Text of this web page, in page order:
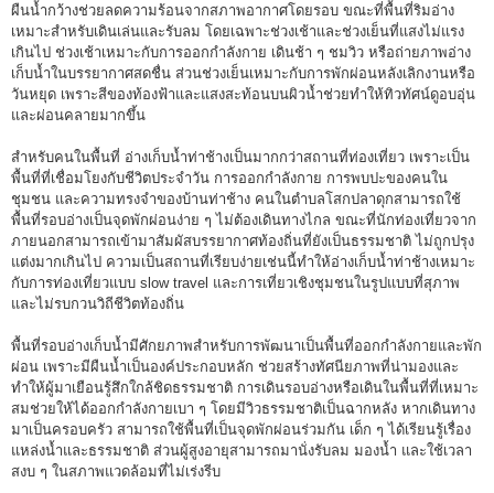
ผืนน้ำกว้างช่วยลดความร้อนจากสภาพอากาศโดยรอบ ขณะที่พื้นที่ริมอ่าง
เหมาะสำหรับเดินเล่นและรับลม โดยเฉพาะช่วงเช้าและช่วงเย็นที่แสงไม่แรง
เกินไป ช่วงเช้าเหมาะกับการออกกำลังกาย เดินช้า ๆ ชมวิว หรือถ่ายภาพอ่าง
เก็บน้ำในบรรยากาศสดชื่น ส่วนช่วงเย็นเหมาะกับการพักผ่อนหลังเลิกงานหรือ
วันหยุด เพราะสีของท้องฟ้าและแสงสะท้อนบนผิวน้ำช่วยทำให้ทิวทัศน์ดูอบอุ่น
และผ่อนคลายมากขึ้น
สำหรับคนในพื้นที่ อ่างเก็บน้ำท่าช้างเป็นมากกว่าสถานที่ท่องเที่ยว เพราะเป็น
พื้นที่ที่เชื่อมโยงกับชีวิตประจำวัน การออกกำลังกาย การพบปะของคนใน
ชุมชน และความทรงจำของบ้านท่าช้าง คนในตำบลโสกปลาดุกสามารถใช้
พื้นที่รอบอ่างเป็นจุดพักผ่อนง่าย ๆ ไม่ต้องเดินทางไกล ขณะที่นักท่องเที่ยวจาก
ภายนอกสามารถเข้ามาสัมผัสบรรยากาศท้องถิ่นที่ยังเป็นธรรมชาติ ไม่ถูกปรุง
แต่งมากเกินไป ความเป็นสถานที่เรียบง่ายเช่นนี้ทำให้อ่างเก็บน้ำท่าช้างเหมาะ
กับการท่องเที่ยวแบบ slow travel และการเที่ยวเชิงชุมชนในรูปแบบที่สุภาพ
และไม่รบกวนวิถีชีวิตท้องถิ่น
พื้นที่รอบอ่างเก็บน้ำมีศักยภาพสำหรับการพัฒนาเป็นพื้นที่ออกกำลังกายและพัก
ผ่อน เพราะมีผืนน้ำเป็นองค์ประกอบหลัก ช่วยสร้างทัศนียภาพที่น่ามองและ
ทำให้ผู้มาเยือนรู้สึกใกล้ชิดธรรมชาติ การเดินรอบอ่างหรือเดินในพื้นที่ที่เหมาะ
สมช่วยให้ได้ออกกำลังกายเบา ๆ โดยมีวิวธรรมชาติเป็นฉากหลัง หากเดินทาง
มาเป็นครอบครัว สามารถใช้พื้นที่เป็นจุดพักผ่อนร่วมกัน เด็ก ๆ ได้เรียนรู้เรื่อง
แหล่งน้ำและธรรมชาติ ส่วนผู้สูงอายุสามารถมานั่งรับลม มองน้ำ และใช้เวลา
สงบ ๆ ในสภาพแวดล้อมที่ไม่เร่งรีบ